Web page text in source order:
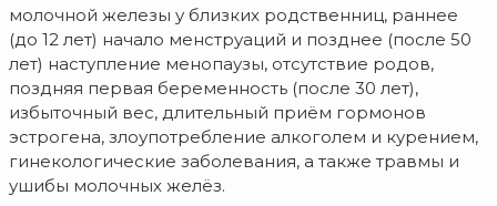
молочной железы у близких родственниц, раннее
(до 12 лет) начало менструаций и позднее (после 50
лет) наступление менопаузы, отсутствие родов,
поздняя первая беременность (после 30 лет),
избыточный вес, длительный приём гормонов
эстрогена, злоупотребление алкоголем и курением,
гинекологические заболевания, а также травмы и
ушибы молочных желёз.